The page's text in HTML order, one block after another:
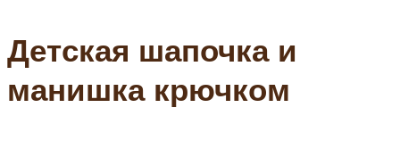
Детская шапочка и
манишка крючком